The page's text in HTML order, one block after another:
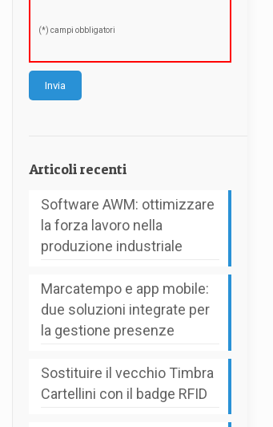
(*) campi obbligatori
Articoli recenti
Software AWM: ottimizzare
la forza lavoro nella
produzione industriale
Marcatempo e app mobile:
due soluzioni integrate per
la gestione presenze
Sostituire il vecchio Timbra
Cartellini con il badge RFID